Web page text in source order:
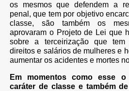
os mesmos que defendem a
penal, que tem por objetivo
classe, são também os
aprovaram o Projeto de Lei que
sobre a terceirização que
direitos e salários de mulheres e
aumentar os acidentes e mortes
Em momentos como esse
caráter de classe e também